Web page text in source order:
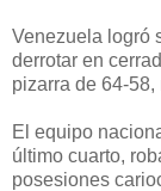
Venezuela logró
derrotar en
pizarra de 64-
El equipo
último cuarto,
posesiones